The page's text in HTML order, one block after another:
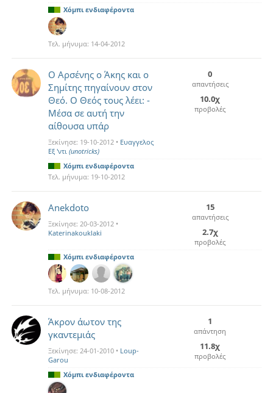
Χόμπι ενδιαφέροντα
Τελ. μήνυμα: 14-04-2012
Ο Αρσένης ο Άκης και ο
Σημίτης πηγαίνουν στον
Θεό. Ο Θεός τους λέει: -
Μέσα σε αυτή την
αίθουσα υπάρ
Ξεκίνησε: 19-10-2012 • Ευαγγελος
Εξ 'ντι (unotricks)
0
απαντήσεις
10.0χ
προβολές
Χόμπι ενδιαφέροντα
Τελ. μήνυμα: 19-10-2012
Anekdoto
Ξεκίνησε: 20-03-2012 •
Katerinakouklaki
15
απαντήσεις
2.7χ
προβολές
Χόμπι ενδιαφέροντα
Τελ. μήνυμα: 10-08-2012
Άκρον άωτον της
γκαντεμιάς
Ξεκίνησε: 24-01-2010 • Loup-
Garou
1
απάντηση
11.8χ
προβολές
Χόμπι ενδιαφέροντα